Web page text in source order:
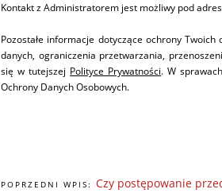
Kontakt z Administratorem jest możliwy pod
Pozostałe informacje dotyczące ochrony
danych, ograniczenia przetwarzania,
się w tutejszej Polityce Prywatności. W
Ochrony Danych Osobowych.
POPRZEDNI WPIS: Czy postępowanie